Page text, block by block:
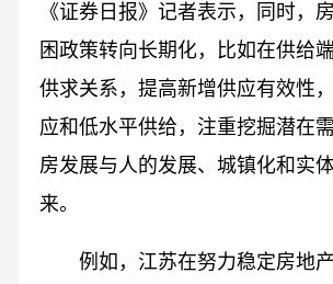
《证券日报》记者表示，同时，
困政策转向长期化，比如在供给
供求关系，提高新增供应有效性
应和低水平供给，注重挖掘潜在
房发展与人的发展、城镇化和实
来。
例如，江苏在努力稳定房地